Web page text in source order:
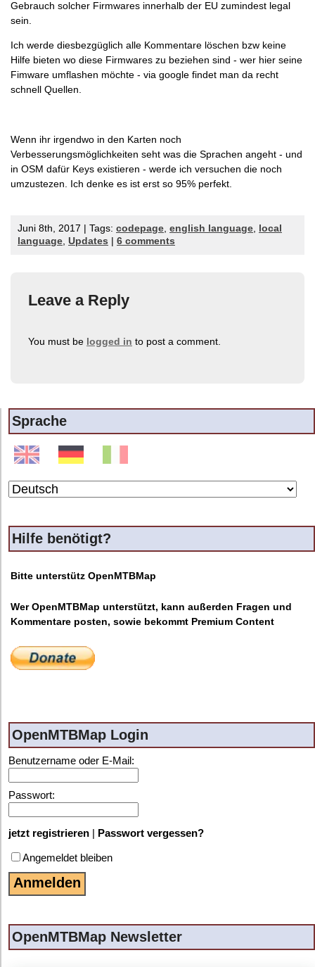
Gebrauch solcher Firmwares innerhalb der EU zumindest legal
sein.
Ich werde diesbezgüglich alle Kommentare löschen bzw keine
Hilfe bieten wo diese Firmwares zu beziehen sind - wer hier seine
Fimware umflashen möchte - via google findet man da recht
schnell Quellen.
Wenn ihr irgendwo in den Karten noch
Verbesserungsmöglichkeiten seht was die Sprachen angeht - und
in OSM dafür Keys existieren - werde ich versuchen die noch
umzustezen. Ich denke es ist erst so 95% perfekt.
Juni 8th, 2017 | Tags: codepage english language
local
language Updates 6 comments
Leave a Reply
You must be logged in to post a comment.
Sprache
Hilfe benötigt?
Bitte unterstütz OpenMTBMap
Wer OpenMTBMap unterstützt, kann außerden Fragen und
Kommentare posten, sowie bekommt Premium Content
OpenMTBMap Login
Benutzername oder E-Mail:
Passwort:
jetzt registrieren | Passwort vergessen?
Angemeldet bleiben
OpenMTBMap Newsletter